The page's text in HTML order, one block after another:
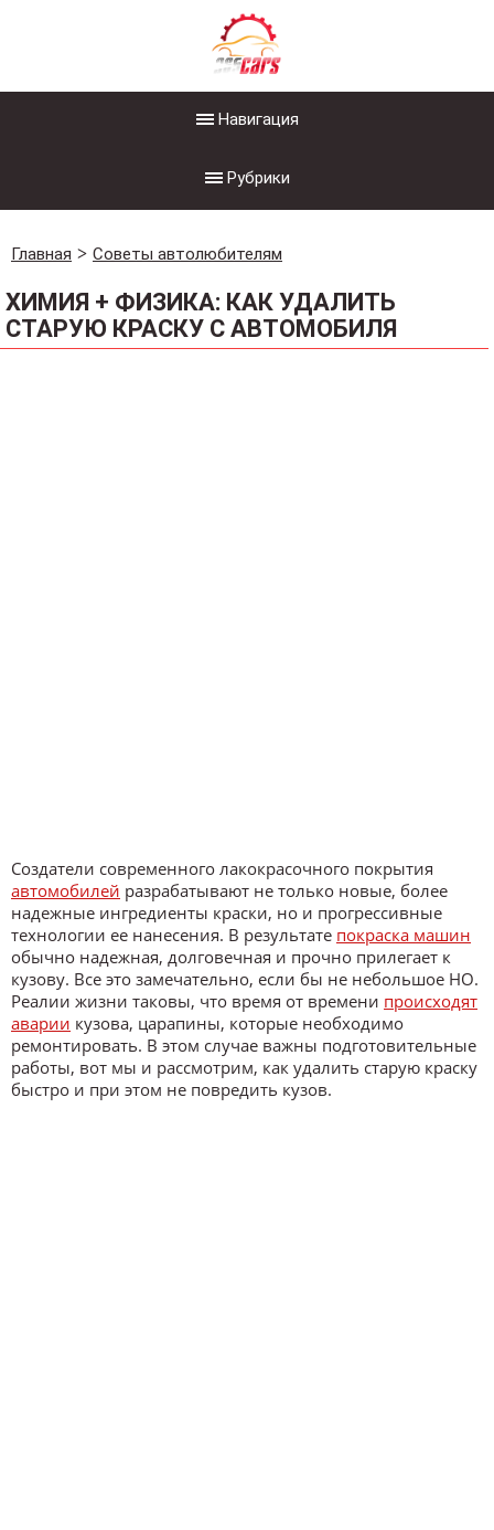
Навигация
Рубрики
Главная Советы автолюбителям
ХИМИЯ + ФИЗИКА: КАК УДАЛИТЬ
СТАРУЮ КРАСКУ С АВТОМОБИЛЯ
Создатели современного лакокрасочного покрытия
автомобилей разрабатывают не только новые, более
надежные ингредиенты краски, но и прогрессивные
технологии ее нанесения. В результате покраска машин
обычно надежная, долговечная и прочно прилегает к
кузову. Все это замечательно, если бы не небольшое НО.
Реалии жизни таковы, что время от времени происходят
аварии кузова, царапины, которые необходимо
ремонтировать. В этом случае важны подготовительные
работы, вот мы и рассмотрим, как удалить старую краску
быстро и при этом не повредить кузов.